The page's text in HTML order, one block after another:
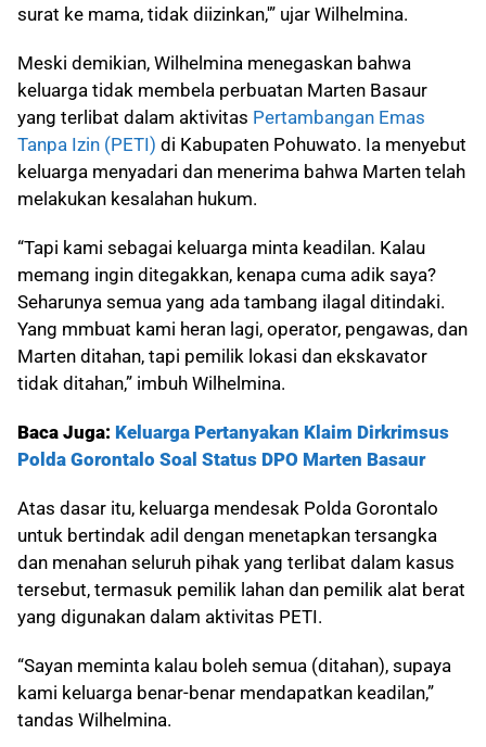
surat ke mama, tidak diizinkan,'” ujar Wilhelmina.
Meski demikian, Wilhelmina menegaskan bahwa
keluarga tidak membela perbuatan Marten Basaur
yang terlibat dalam aktivitas Pertambangan Emas
Tanpa Izin (PETI) di Kabupaten Pohuwato. Ia menyebut
keluarga menyadari dan menerima bahwa Marten telah
melakukan kesalahan hukum.
“Tapi kami sebagai keluarga minta keadilan. Kalau
memang ingin ditegakkan, kenapa cuma adik saya?
Seharunya semua yang ada tambang ilagal ditindaki.
Yang mmbuat kami heran lagi, operator, pengawas, dan
Marten ditahan, tapi pemilik lokasi dan ekskavator
tidak ditahan,” imbuh Wilhelmina.
Baca Juga: Keluarga Pertanyakan Klaim Dirkrimsus
Polda Gorontalo Soal Status DPO Marten Basaur
Atas dasar itu, keluarga mendesak Polda Gorontalo
untuk bertindak adil dengan menetapkan tersangka
dan menahan seluruh pihak yang terlibat dalam kasus
tersebut, termasuk pemilik lahan dan pemilik alat berat
yang digunakan dalam aktivitas PETI.
“Sayan meminta kalau boleh semua (ditahan), supaya
kami keluarga benar-benar mendapatkan keadilan,”
tandas Wilhelmina.